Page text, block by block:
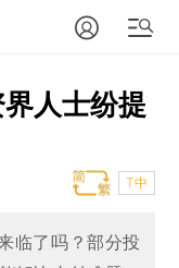
人士纷提
T中
临了吗？部分投